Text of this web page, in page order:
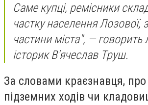
Саме купці, ремісники
частку населення Лозової,
частини міста", — говорить
історик В'ячеслав Труш.
За словами краєзнавця,
підземних ходів чи